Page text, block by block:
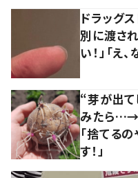
ドラッグ
別に渡さ
い！」「え、
“芽が出て
みたら…→
「捨てる
す！」